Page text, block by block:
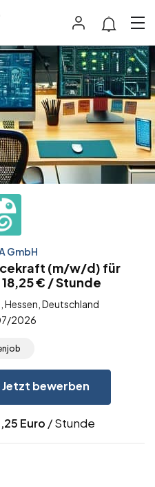
GmbH
(m/w/d) für
€ / Stunde
Hessen, Deutschland
2026
Jetzt bewerben
Euro / Stunde